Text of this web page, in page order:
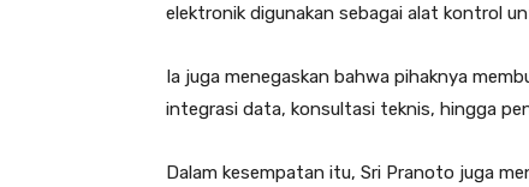
elektronik digunakan sebagai alat kontrol
Ia juga menegaskan bahwa pihaknya
integrasi data, konsultasi teknis, hingga
Dalam kesempatan itu, Sri Pranoto juga